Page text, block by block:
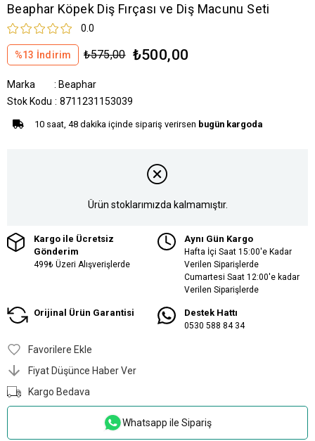
Beaphar Köpek Diş Fırçası ve Diş Macunu Seti
0.0
%13 İndirim ₺575,00 ₺500,00
Marka : Beaphar
Stok Kodu
8711231153039
10 saat, 48 dakika içinde sipariş verirsen bugün kargoda
Ürün stoklarımızda kalmamıştır.
Kargo ile Ücretsiz
Gönderim
499₺ Üzeri Alışverişlerde
Aynı Gün Kargo
Hafta İçi Saat 15:00'e Kadar
Verilen Siparişlerde
Cumartesi Saat 12:00'e kadar
Verilen Siparişlerde
Orijinal Ürün Garantisi Destek Hattı
0530 588 84 34
Favorilere Ekle
Fiyat Düşünce Haber Ver
Kargo Bedava
Whatsapp ile Sipariş